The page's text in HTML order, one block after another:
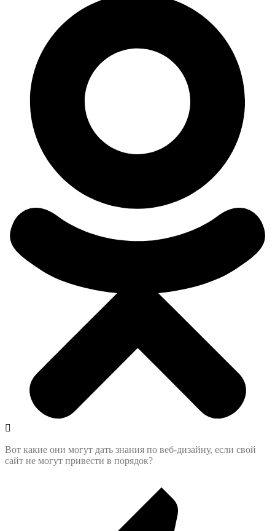
Вот какие они могут дать знания по веб-дизайну, если свой
сайт не могут привести в порядок?